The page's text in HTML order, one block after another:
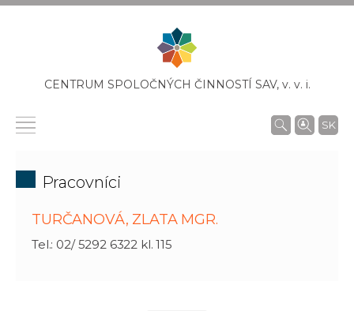
CENTRUM SPOLOČNÝCH ČINNOSTÍ SAV, v. v. i.
SK
Pracovníci
TURČANOVÁ, ZLATA MGR.
Tel.: 02/ 5292 6322 kl. 115